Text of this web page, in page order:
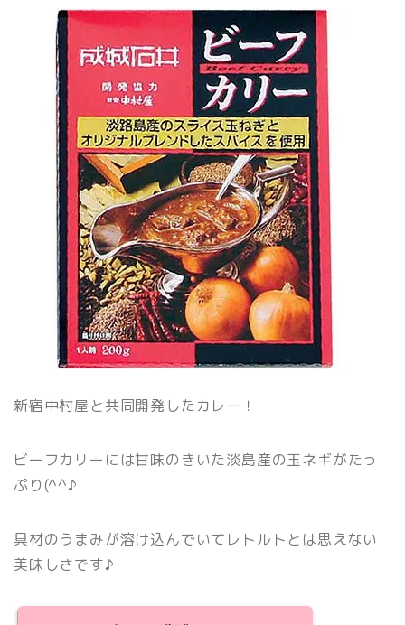
新宿中村屋と共同開発したカレー！
ビーフカリーには甘味のきいた淡島産の玉ネギがたっ
ぷり(^^♪
具材のうまみが溶け込んでいてレトルトとは思えない
美味しさです♪